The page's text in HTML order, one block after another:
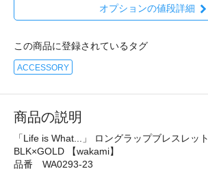
オプションの値段詳細
この商品に登録されているタグ
ACCESSORY
商品の説明
「Life is What...」 ロングラップブレスレット
BLK×GOLD 【wakami】
品番 WA0293-23